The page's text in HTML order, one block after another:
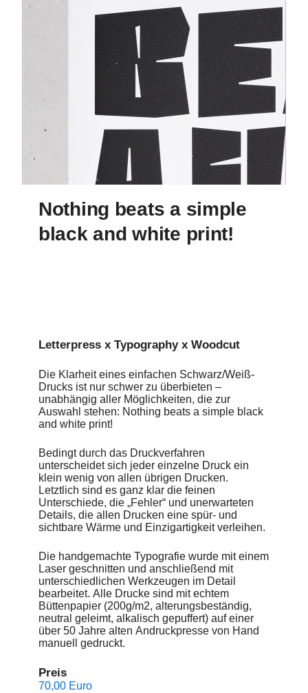
Die handgemachte Typografie wurde mit einem Laser
geschnitten und anschließend mit unterschiedlichen
Werkzeugen im Detail bearbeitet. Alle Drucke sind mit
echtem Büttenpapier (200g/m2, alterungsbeständig, neutral
geleimt, alkalisch gepuffert) auf einer über 50 Jahre alten
Andruckpresse von Hand manuell gedruckt.
70,00 Euro
Agentur
Designer
Steffen Heidemann & Viktoria Klein
Nothing beats a simple
black and white print!
Letterpress x Typography x Woodcut
Die Klarheit eines einfachen Schwarz/Weiß-
Drucks ist nur schwer zu überbieten –
unabhängig aller Möglichkeiten, die zur
Auswahl stehen: Nothing beats a simple black
and white print!
Bedingt durch das Druckverfahren
unterscheidet sich jeder einzelne Druck ein
klein wenig von allen übrigen Drucken.
Letztlich sind es ganz klar die feinen
Unterschiede, die „Fehler“ und unerwarteten
Details, die allen Drucken eine spür- und
sichtbare Wärme und Einzigartigkeit verleihen.
Die handgemachte Typografie wurde mit einem
Laser geschnitten und anschließend mit
unterschiedlichen Werkzeugen im Detail
bearbeitet. Alle Drucke sind mit echtem
Büttenpapier (200g/m2, alterungsbeständig,
neutral geleimt, alkalisch gepuffert) auf einer
über 50 Jahre alten Andruckpresse von Hand
manuell gedruckt.
Preis
70,00 Euro